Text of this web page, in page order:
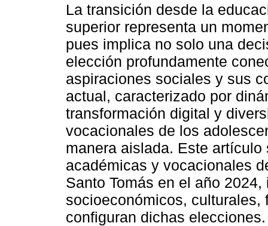
La transición desde la
superior representa un
pues implica no solo una
elección profundamente
aspiraciones sociales y sus
actual, caracterizado por
transformación digital y
vocacionales de los
manera aislada. Este
académicas y vocacionales
Santo Tomás en el año
socioeconómicos,
configuran dichas elecciones.